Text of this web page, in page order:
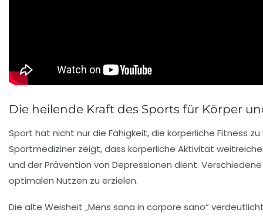
Die heilende Kraft des Sports für Körper
Sport hat nicht nur die Fähigkeit, die körperliche Fitness
Sportmediziner zeigt, dass körperliche Aktivität
und der Prävention von Depressionen dient.
optimalen Nutzen zu erzielen.
Die alte Weisheit „Mens sana in corpore sano“